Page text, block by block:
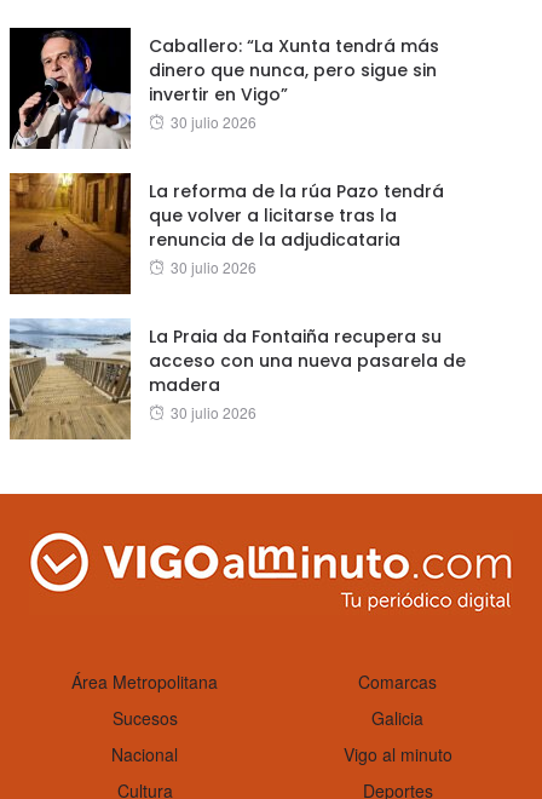
Caballero: “La Xunta tendrá más
dinero que nunca, pero sigue sin
invertir en Vigo”
Posted
30 julio 2026
La reforma de la rúa Pazo tendrá
que volver a licitarse tras la
renuncia de la adjudicataria
Posted
30 julio 2026
La Praia da Fontaiña recupera su
acceso con una nueva pasarela de
madera
Posted
30 julio 2026
Área Metropolitana
Comarcas
Sucesos
Galicia
Nacional
Vigo al minuto
Cultura
Deportes